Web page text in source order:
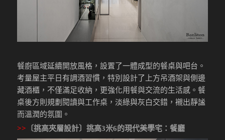
餐廚區域延續開放風格，設置了一體成型的餐桌與吧台。
考量屋主平日有調酒習慣，特別設計了上方吊酒架與側邊
藏酒櫃，不僅滿足收納，更強化用餐與交流的生活感。餐
桌後方則規劃閱讀與工作桌，淡綠與灰白交錯，襯出靜謐
而溫潤的氛圍。
>> 〔挑高夾層設計〕挑高3米6的現代美學宅 ：餐廳